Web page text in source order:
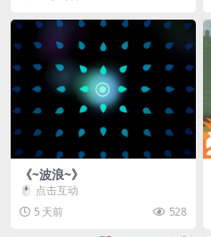
《~波浪~》
🖱️ 点击互动
5 天前
528